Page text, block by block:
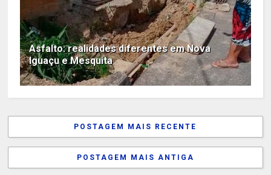
Asfalto: realidades diferentes em Nova
Iguaçu e Mesquita
POSTAGEM MAIS RECENTE
POSTAGEM MAIS ANTIGA